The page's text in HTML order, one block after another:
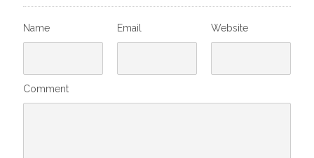
Name Email Website
Comment